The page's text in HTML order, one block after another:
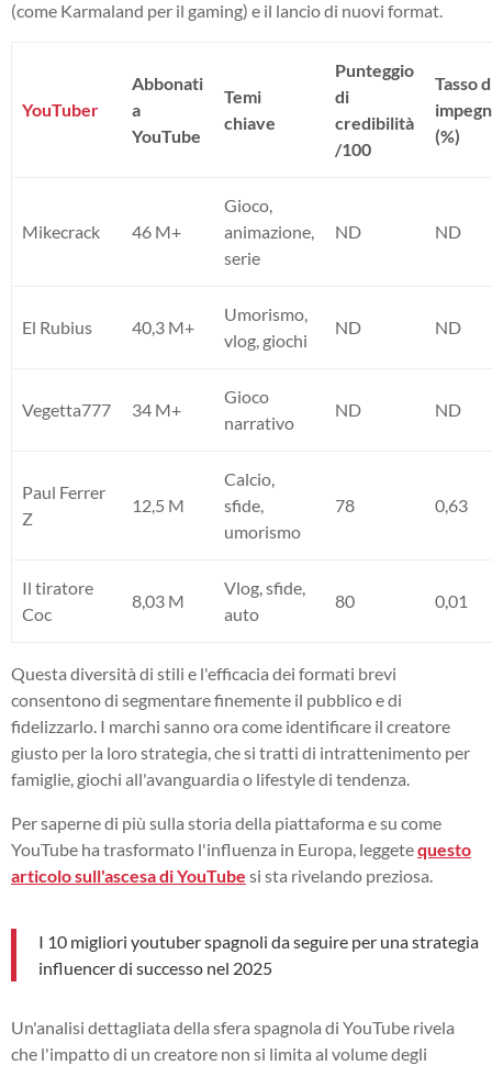
(come Karmaland per il gaming) e il lancio di nuovi format.
YouTuber
Abbonati
a
YouTube
Temi
chiave
Punteggio
di
credibilità
/100
Tasso
(%)
Mikecrack 46 M+
Gioco,
animazione,
serie
ND ND
El Rubius 40,3 M+
Umorismo,
vlog, giochi
ND ND
Vegetta777 34 M+
Gioco
narrativo
ND ND
Paul Ferrer
Z
12,5 M
Calcio,
sfide,
umorismo
78 0,63
Il tiratore
Coc
8,03 M
Vlog, sfide,
auto
80 0,01
Questa diversità di stili e l'efficacia dei formati brevi
consentono di segmentare finemente il pubblico e di
fidelizzarlo. I marchi sanno ora come identificare il creatore
giusto per la loro strategia, che si tratti di intrattenimento per
famiglie, giochi all'avanguardia o lifestyle di tendenza.
Per saperne di più sulla storia della piattaforma e su come
YouTube ha trasformato l'influenza in Europa, leggetequesto
articolo sull'ascesa di YouTube si sta rivelando preziosa.
I 10 migliori youtuber spagnoli da seguire per una strategia
influencer di successo nel 2025
Un'analisi dettagliata della sfera spagnola di YouTube rivela
che l'impatto di un creatore non si limita al volume degli